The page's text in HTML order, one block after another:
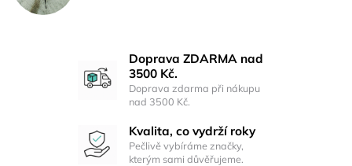
Doprava ZDARMA nad
3500 Kč.
Doprava zdarma při nákupu
nad 3500 Kč.
Kvalita, co vydrží roky
Pečlivě vybíráme značky,
kterým sami důvěřujeme.